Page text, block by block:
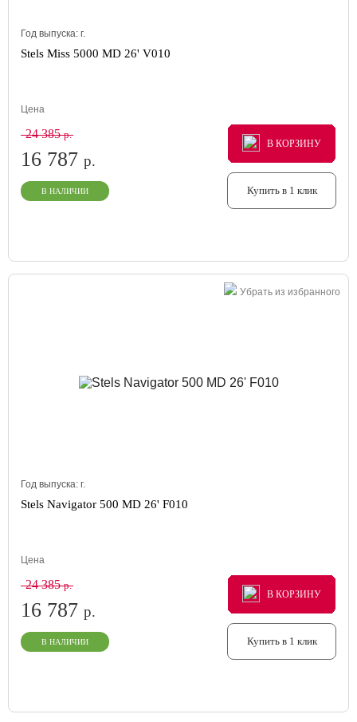
Год выпуска: г.
Stels Miss 5000 MD 26' V010
Цена
24 385р.
16 787 р.
В НАЛИЧИИ
В КОРЗИНУ
В КОРЗИНУ
В КОРЗИНУ
Купить в 1 клик
Убрать из избранного
Год выпуска: г.
Stels Navigator 500 MD 26' F010
Цена
24 385р.
16 787 р.
В НАЛИЧИИ
В КОРЗИНУ
В КОРЗИНУ
В КОРЗИНУ
Купить в 1 клик